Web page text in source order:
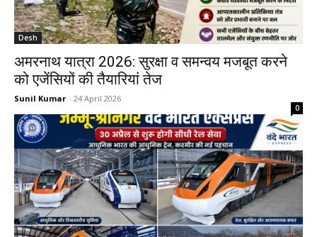
Desh
अमरनाथ यात्रा 2026: सुरक्षा व समन्वय मजबूत करने
को एजेंसियों की तैयारियां तेज
Sunil Kumar - 24 April 2026
0